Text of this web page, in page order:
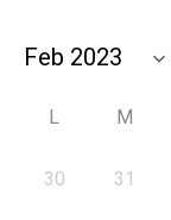
L M
30 31